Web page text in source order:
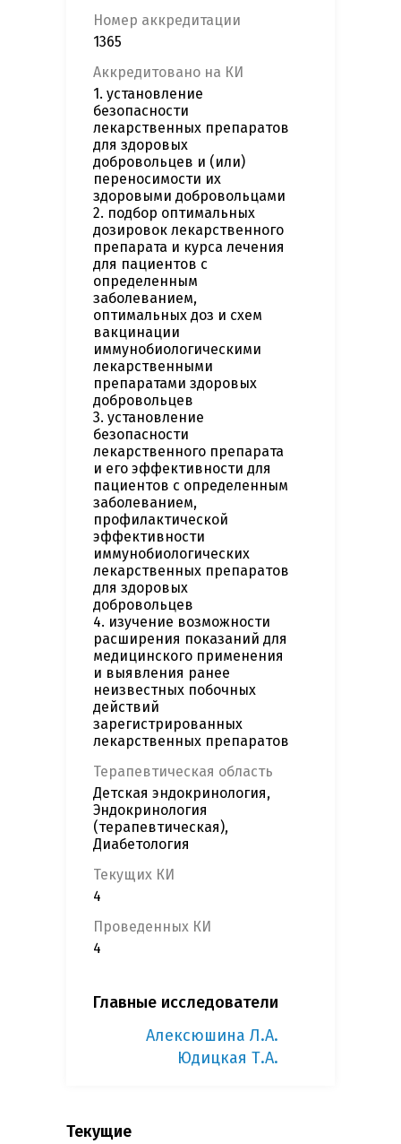
Номер аккредитации
1365
Аккредитовано на КИ
1. установление
безопасности
лекарственных препаратов
для здоровых
добровольцев и (или)
переносимости их
здоровыми добровольцами
2. подбор оптимальных
дозировок лекарственного
препарата и курса лечения
для пациентов с
определенным
заболеванием,
оптимальных доз и схем
вакцинации
иммунобиологическими
лекарственными
препаратами здоровых
добровольцев
3. установление
безопасности
лекарственного препарата
и его эффективности для
пациентов с определенным
заболеванием,
профилактической
эффективности
иммунобиологических
лекарственных препаратов
для здоровых
добровольцев
4. изучение возможности
расширения показаний для
медицинского применения
и выявления ранее
неизвестных побочных
действий
зарегистрированных
лекарственных препаратов
Терапевтическая область
Детская эндокринология,
Эндокринология
(терапевтическая),
Диабетология
Текущих КИ
4
Проведенных КИ
4
Главные исследователи
Алексюшина Л.А.
Юдицкая Т.А.
Текущие